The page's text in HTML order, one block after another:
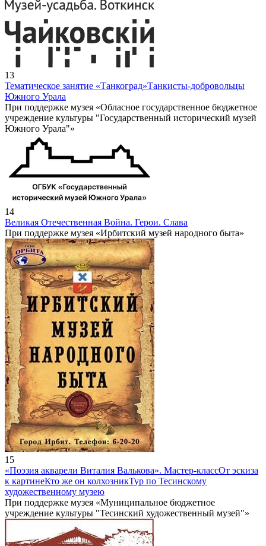
13
Тематическое занятие «Танкоград»Танкисты-добровольцы
Южного Урала
При поддержке музея «Обласное государственное бюджетное
учреждение культуры "Государственный исторический музей
Южного Урала"»
14
Великая Отечественная Война. Герои. Слава
При поддержке музея «Ирбитский музей народного быта»
15
«Поэзия акварели Виталия Валькова». Мастер-классОт эскиза
к картинеКто же он колхозникТур по Тесинскому
художественному музею
При поддержке музея «Муниципальное бюджетное
учреждение культуры "Тесинский художественный музей"»